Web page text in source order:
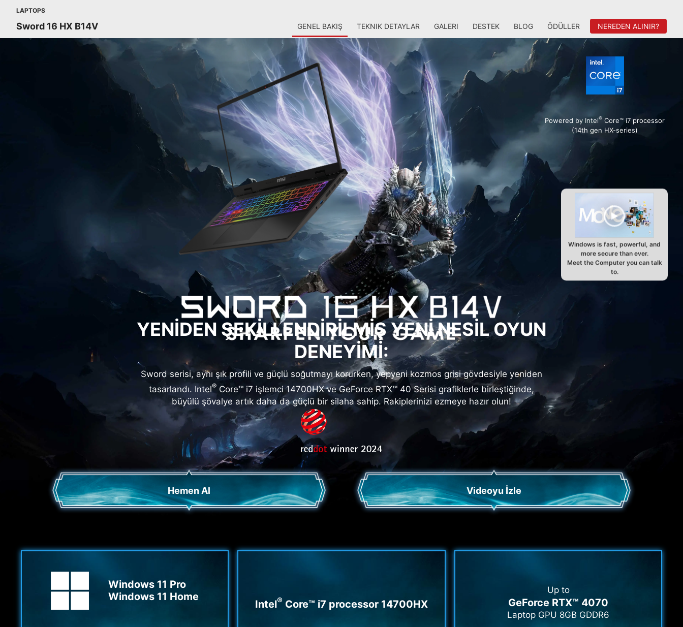
LAPTOPS
Sword 16 HX B14V GENEL BAKIŞ TEKNIK DETAYLAR GALERI DESTEK BLOG ÖDÜLLER NEREDEN ALINIR?
Windows is fast, powerful, and
more secure than ever.
Meet the Computer you can talk
to.
Powered by Intel® Core™ i7 processor
(14th gen HX-series)
YENİDEN ŞEKİLLENDİRİLMİŞ YENİ NESİL OYUN
DENEYİMİ:
Sword serisi, aynı şık profili ve güçlü soğutmayı korurken, yepyeni kozmos grisi gövdesiyle yeniden
tasarlandı. Intel®Core™ i7 işlemci 14700HX ve GeForce RTX™ 40 Serisi grafiklerle birleştiğinde,
büyülü şövalye artık daha da güçlü bir silaha sahip. Rakiplerinizi ezmeye hazır olun!
Hemen Al Videoyu İzle
Windows 11 Pro
Windows 11 Home
Intel®Core™ i7 processor 14700HX
Up to
GeForce RTX™ 4070
Laptop GPU 8GB GDDR6